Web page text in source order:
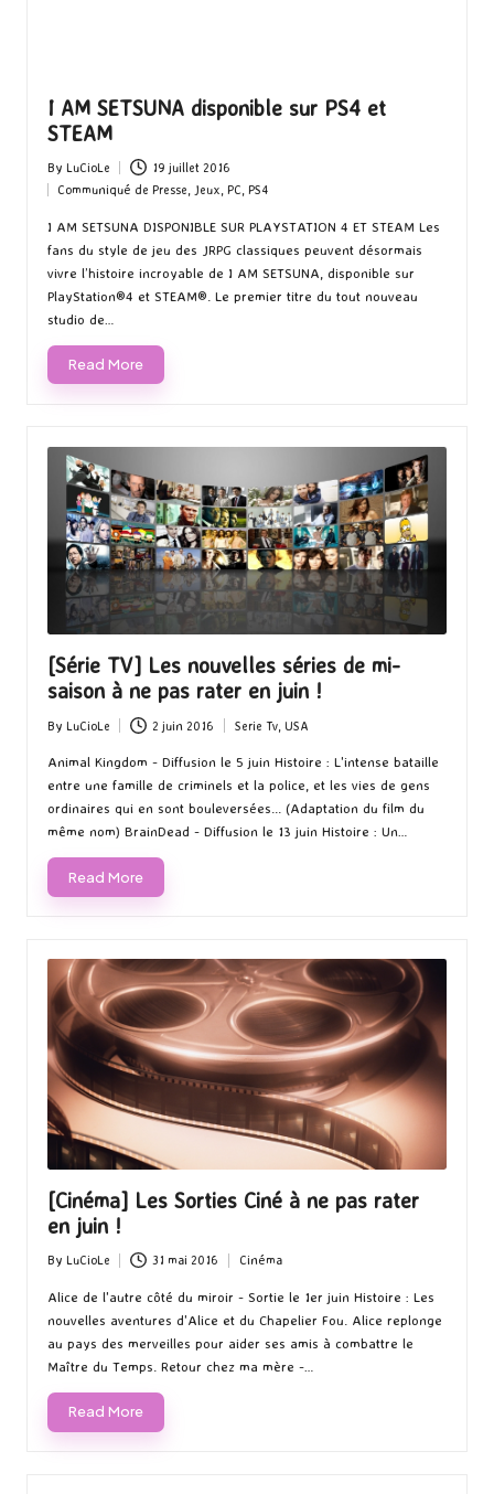
I AM SETSUNA disponible sur PS4 et
STEAM
Posted
by
By LuCioLe 19 juillet 2016
Posted
in
Communiqué de Presse, Jeux,PC,PS4
I AM SETSUNA DISPONIBLE SUR PLAYSTATION 4 ET STEAM Les
fans du style de jeu des JRPG classiques peuvent désormais
vivre l’histoire incroyable de I AM SETSUNA, disponible sur
PlayStation®4 et STEAM®. Le premier titre du tout nouveau
studio de…
Read More
[Série TV] Les nouvelles séries de mi-
saison à ne pas rater en juin !
Posted
by
By LuCioLe 2 juin 2016
Posted
in
Serie Tv, USA
Animal Kingdom - Diffusion le 5 juin Histoire : L'intense bataille
entre une famille de criminels et la police, et les vies de gens
ordinaires qui en sont bouleversées... (Adaptation du film du
même nom) BrainDead - Diffusion le 13 juin Histoire : Un…
Read More
[Cinéma] Les Sorties Ciné à ne pas rater
en juin !
Posted
by
By LuCioLe 31 mai 2016 Cinéma
Alice de l'autre côté du miroir - Sortie le 1er juin Histoire : Les
nouvelles aventures d'Alice et du Chapelier Fou. Alice replonge
au pays des merveilles pour aider ses amis à combattre le
Maître du Temps. Retour chez ma mère -…
Read More